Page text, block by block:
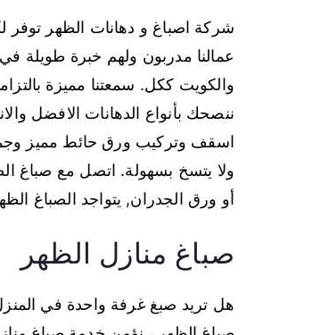
شركة اصباغ و دهانات الظهر
عمالنا مدربون ولهم خبرة طويلة
والكويت ككل. سمعتنا مميزة
ننصحك بأنواع الدهانات الافضل
اسقف وتركيب ورق حائط مميز
ولا يتسخ بسهولة. اتصل مع صباغ
أو ورق الجدران, يتواجد الصباغ
صباغ منازل الظهر
هل تريد صبغ غرفة واحدة في